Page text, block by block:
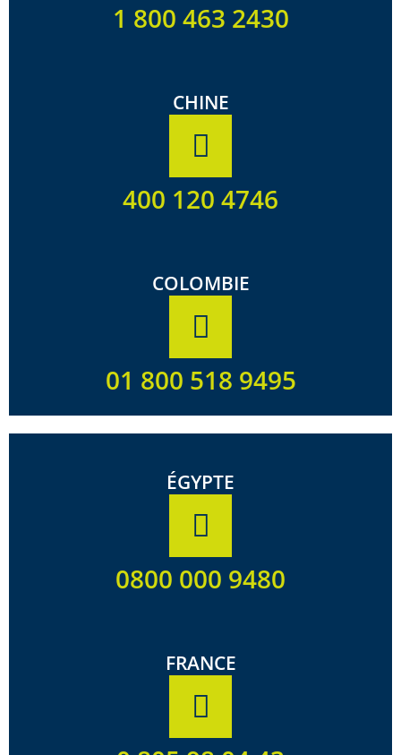
1 800 463 2430
CHINE
400 120 4746
COLOMBIE
01 800 518 9495
ÉGYPTE
0800 000 9480
FRANCE